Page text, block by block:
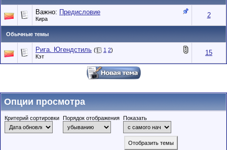
Важно: Предисловие
Кира 2
Обычные темы
Рига. Югендстиль ( 1 2)
Кэт
15
Опции просмотра
Критерий сортировки Порядок отображения Показать